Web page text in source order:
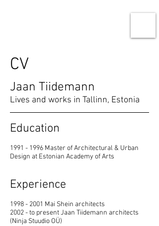
CV
Jaan Tiidemann
Lives and works in Tallinn, Estonia
Education
1991 - 1996 Master of Architectural & Urban
Design at Estonian Academy of Arts
Experience
1998 - 2001 Mai Shein architects
2002 - to present Jaan Tiidemann architects
(Ninja Stuudio OÜ)